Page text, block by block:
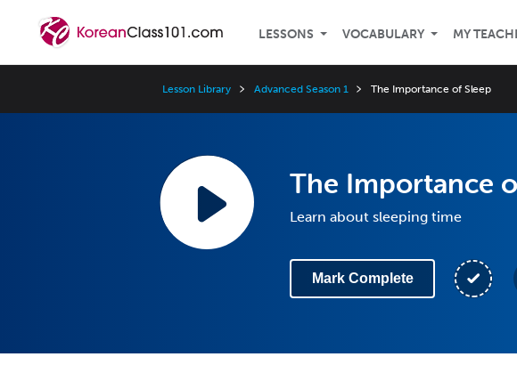
LESSONS VOCABULARY MY
Lesson Library Advanced Season 1 The Importance of Sleep
The Importance
Learn about sleeping time
Mark Complete